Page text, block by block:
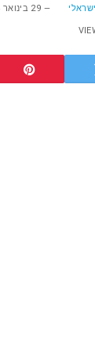
29 בינואר 2014